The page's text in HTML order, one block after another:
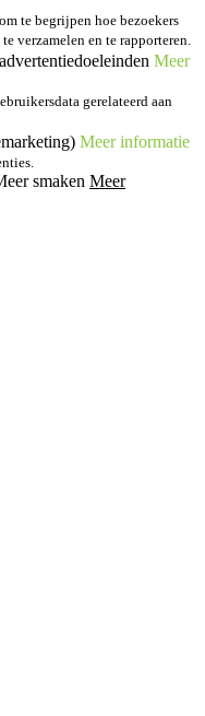
te begrijpen hoe bezoekers
verzamelen en te rapporteren.
Meer
gerelateerd aan
Meer informatie
smaken Meer